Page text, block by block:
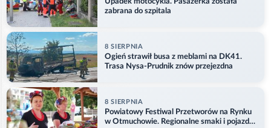
zabrana do szpitala
8 SIERPNIA
Ogień strawił busa z meblami na DK41.
Trasa Nysa-Prudnik znów przejezdna
8 SIERPNIA
Powiatowy Festiwal Przetworów na Rynku
w Otmuchowie. Regionalne smaki i pojazdy